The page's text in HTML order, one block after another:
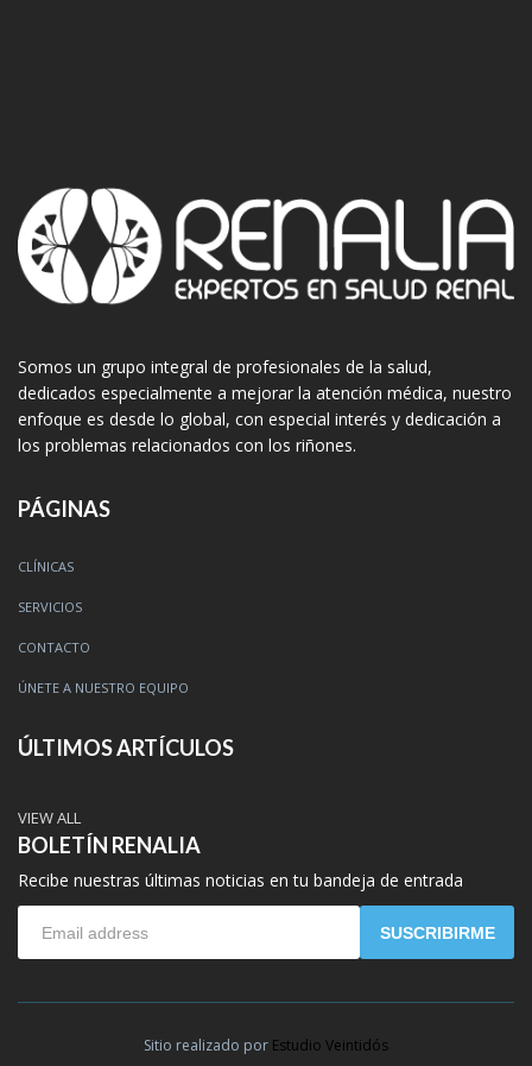
Somos un grupo integral de profesionales de la salud,
dedicados especialmente a mejorar la atención médica, nuestro
enfoque es desde lo global, con especial interés y dedicación a
los problemas relacionados con los riñones.
PÁGINAS
CLÍNICAS
SERVICIOS
CONTACTO
ÚNETE A NUESTRO EQUIPO
ÚLTIMOS ARTÍCULOS
VIEW ALL
BOLETÍN RENALIA
Recibe nuestras últimas noticias en tu bandeja de entrada
SUSCRIBIRME
Sitio realizado por Estudio Veintidós